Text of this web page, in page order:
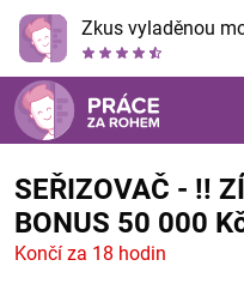
Zkus vyladěnou
SEŘIZOVAČ - !!
BONUS 50 000
Končí za 18 hodin